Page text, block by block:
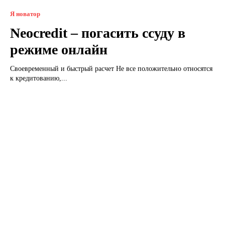
Я новатор
Neocredit – погасить ссуду в
режиме онлайн
Своевременный и быстрый расчет Не все положительно относятся
к кредитованию,...